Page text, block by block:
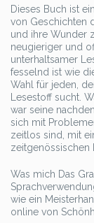
Dieses Buch ist
von Geschichten
und ihre Wunder
neugieriger und
unterhaltsamer
fesselnd ist wie
Wahl für jeden,
Lesestoff sucht.
war seine
sich mit
zeitlos sind, mit
zeitgenössischen
Was mich Das
wie ein
online von